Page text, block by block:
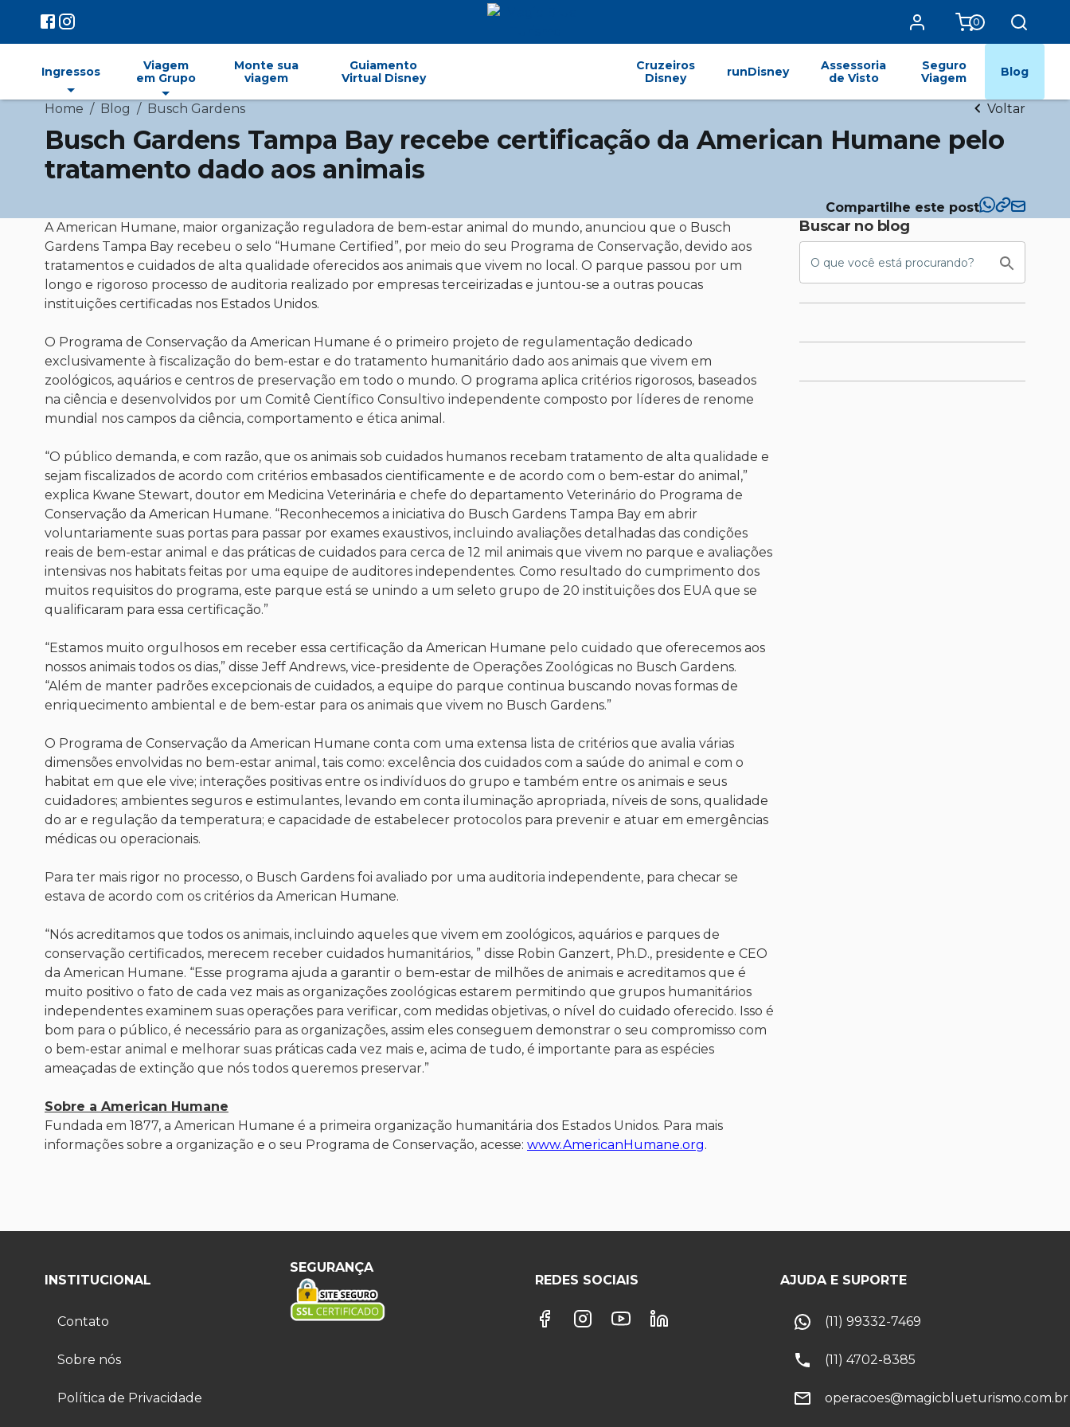
0
Ingressos
Viagem
em Grupo
Monte sua
viagem
Guiamento
Virtual Disney
Cruzeiros
Disney
runDisney
Assessoria
de Visto
Seguro
Viagem
Blog
Home / Blog / Busch Gardens Voltar
Busch Gardens Tampa Bay recebe certificação da American Humane pelo
tratamento dado aos animais
Compartilhe este post
A American Humane, maior organização reguladora de bem-estar animal do mundo, anunciou que o Busch
Gardens Tampa Bay recebeu o selo “Humane Certified”, por meio do seu Programa de Conservação, devido aos
tratamentos e cuidados de alta qualidade oferecidos aos animais que vivem no local. O parque passou por um
longo e rigoroso processo de auditoria realizado por empresas terceirizadas e juntou-se a outras poucas
instituições certificadas nos Estados Unidos.
O Programa de Conservação da American Humane é o primeiro projeto de regulamentação dedicado
exclusivamente à fiscalização do bem-estar e do tratamento humanitário dado aos animais que vivem em
zoológicos, aquários e centros de preservação em todo o mundo. O programa aplica critérios rigorosos, baseados
na ciência e desenvolvidos por um Comitê Científico Consultivo independente composto por líderes de renome
mundial nos campos da ciência, comportamento e ética animal.
“O público demanda, e com razão, que os animais sob cuidados humanos recebam tratamento de alta qualidade e
sejam fiscalizados de acordo com critérios embasados cientificamente e de acordo com o bem-estar do animal,”
explica Kwane Stewart, doutor em Medicina Veterinária e chefe do departamento Veterinário do Programa de
Conservação da American Humane. “Reconhecemos a iniciativa do Busch Gardens Tampa Bay em abrir
voluntariamente suas portas para passar por exames exaustivos, incluindo avaliações detalhadas das condições
reais de bem-estar animal e das práticas de cuidados para cerca de 12 mil animais que vivem no parque e avaliações
intensivas nos habitats feitas por uma equipe de auditores independentes. Como resultado do cumprimento dos
muitos requisitos do programa, este parque está se unindo a um seleto grupo de 20 instituições dos EUA que se
qualificaram para essa certificação.”
“Estamos muito orgulhosos em receber essa certificação da American Humane pelo cuidado que oferecemos aos
nossos animais todos os dias,” disse Jeff Andrews, vice-presidente de Operações Zoológicas no Busch Gardens.
“Além de manter padrões excepcionais de cuidados, a equipe do parque continua buscando novas formas de
enriquecimento ambiental e de bem-estar para os animais que vivem no Busch Gardens.”
O Programa de Conservação da American Humane conta com uma extensa lista de critérios que avalia várias
dimensões envolvidas no bem-estar animal, tais como: excelência dos cuidados com a saúde do animal e com o
habitat em que ele vive; interações positivas entre os indivíduos do grupo e também entre os animais e seus
cuidadores; ambientes seguros e estimulantes, levando em conta iluminação apropriada, níveis de sons, qualidade
do ar e regulação da temperatura; e capacidade de estabelecer protocolos para prevenir e atuar em emergências
médicas ou operacionais.
Para ter mais rigor no processo, o Busch Gardens foi avaliado por uma auditoria independente, para checar se
estava de acordo com os critérios da American Humane.
“Nós acreditamos que todos os animais, incluindo aqueles que vivem em zoológicos, aquários e parques de
conservação certificados, merecem receber cuidados humanitários, ” disse Robin Ganzert, Ph.D., presidente e CEO
da American Humane. “Esse programa ajuda a garantir o bem-estar de milhões de animais e acreditamos que é
muito positivo o fato de cada vez mais as organizações zoológicas estarem permitindo que grupos humanitários
independentes examinem suas operações para verificar, com medidas objetivas, o nível do cuidado oferecido. Isso é
bom para o público, é necessário para as organizações, assim eles conseguem demonstrar o seu compromisso com
o bem-estar animal e melhorar suas práticas cada vez mais e, acima de tudo, é importante para as espécies
ameaçadas de extinção que nós todos queremos preservar.”
Sobre a American Humane
Fundada em 1877, a American Humane é a primeira organização humanitária dos Estados Unidos. Para mais
informações sobre a organização e o seu Programa de Conservação, acesse: www.AmericanHumane.org.
Buscar no blog
INSTITUCIONAL
Contato
Sobre nós
Política de Privacidade
SEGURANÇA
REDES SOCIAIS
AJUDA E SUPORTE
(11) 99332-7469
(11) 4702-8385
operacoes@magicblueturismo.com.br